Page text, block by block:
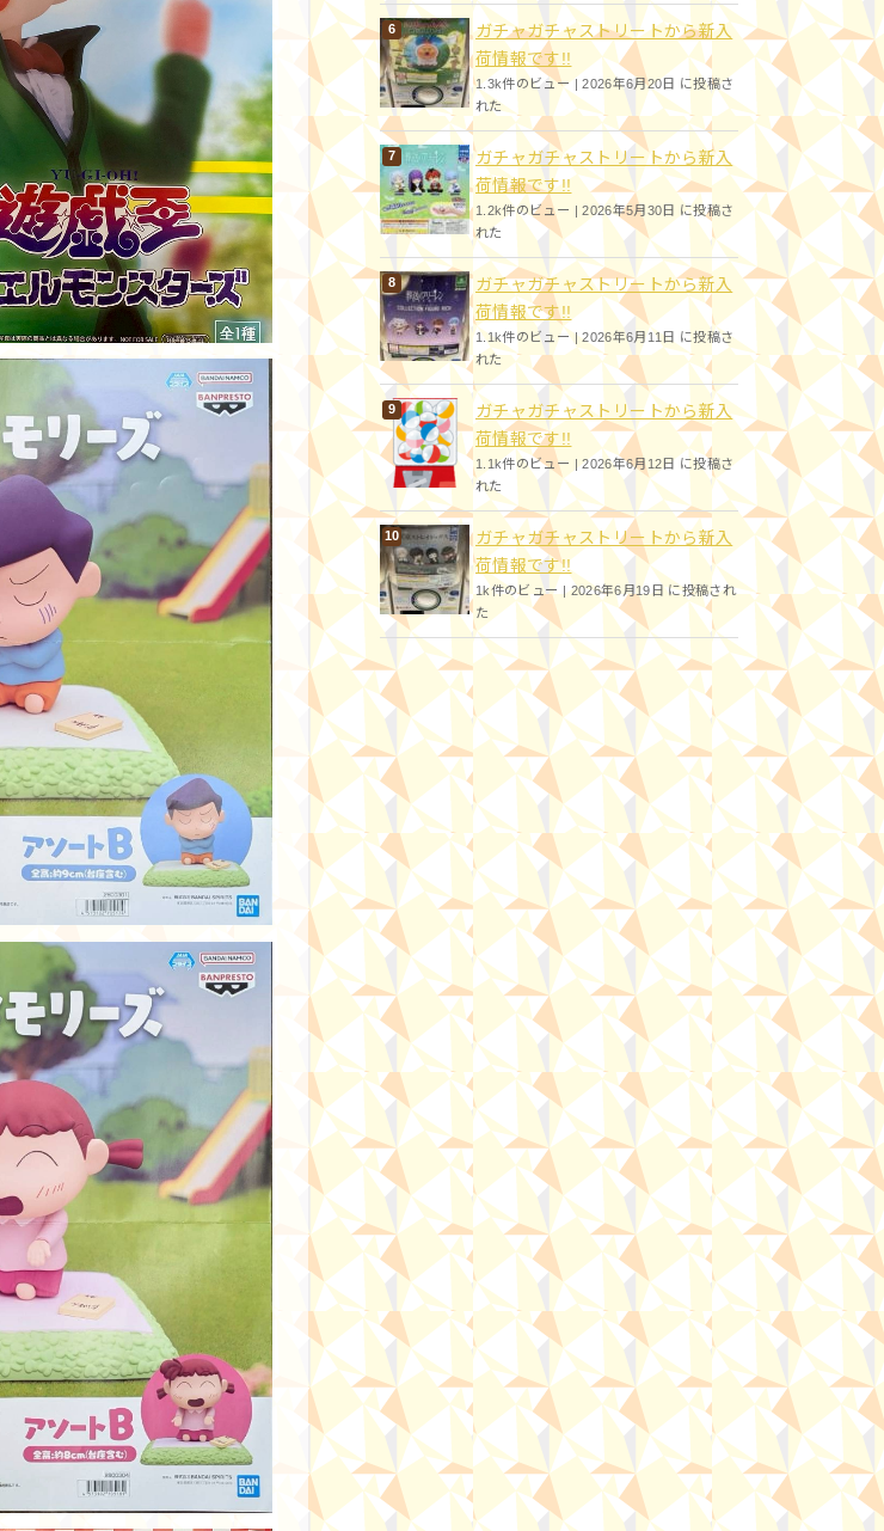
ガチャガチャストリートから新入
荷情報です!!
1.3k件のビュー|2026年6月20日 に投稿さ
れた
ガチャガチャストリートから新入
荷情報です!!
1.2k件のビュー |2026年5月30日 に投稿さ
れた
ガチャガチャストリートから新入
荷情報です!!
1.1k件のビュー|2026年6月11日 に投稿さ
れた
ガチャガチャストリートから新入
荷情報です!!
1.1k件のビュー |2026年6月12日 に投稿さ
れた
ガチャガチャストリートから新入
荷情報です!!
1k件のビュー |2026年6月19日 に投稿され
た